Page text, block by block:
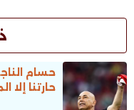
حسام
حارتنا إلا